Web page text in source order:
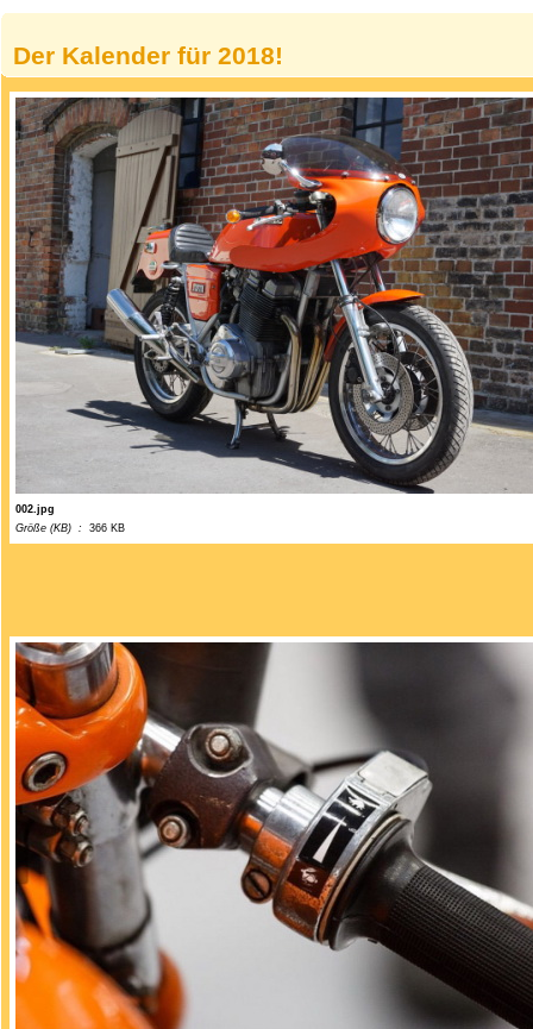
Der Kalender für 2018!
002.jpg
Größe (KB) : 366 KB